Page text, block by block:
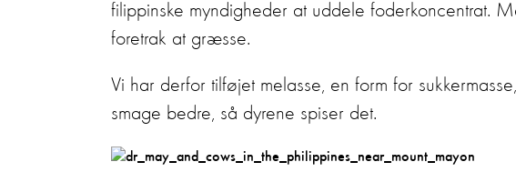
filippinske myndigheder at uddele foderkoncentrat.
foretrak at græsse.
Vi har derfor tilføjet melasse, en form for
smage bedre, så dyrene spiser det.